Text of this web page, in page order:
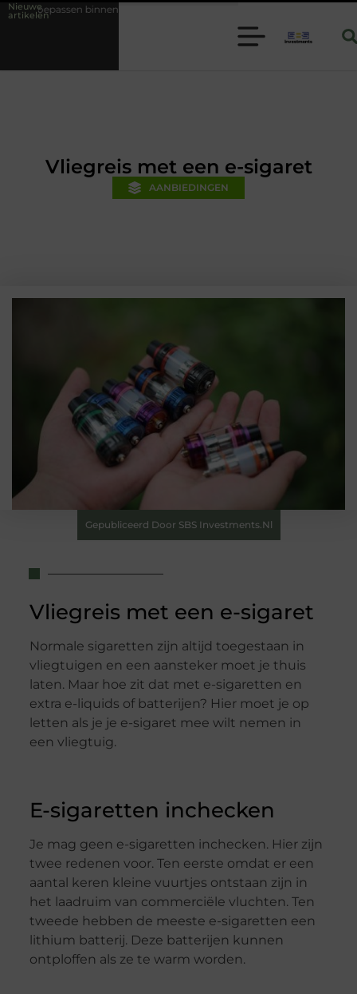
Nieuwe
artikelen
moderne folie techniek
Vliegreis met een e-sigaret
AANBIEDINGEN
Gepubliceerd Door SBS Investments.nl
Vliegreis met een e-sigaret
Normale sigaretten zijn altijd toegestaan in
vliegtuigen en een aansteker moet je thuis
laten. Maar hoe zit dat met e-sigaretten en
extra e-liquids of batterijen? Hier moet je op
letten als je je e-sigaret mee wilt nemen in
een vliegtuig.
E-sigaretten inchecken
Je mag geen e-sigaretten inchecken. Hier zijn
twee redenen voor. Ten eerste omdat er een
aantal keren kleine vuurtjes ontstaan zijn in
het laadruim van commerciële vluchten. Ten
tweede hebben de meeste e-sigaretten een
lithium batterij. Deze batterijen kunnen
ontploffen als ze te warm worden.